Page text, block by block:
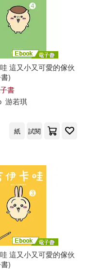
廣(1)
這又小又可愛的傢伙
)
書
游若琪
紙 試閱
這又小又可愛的傢伙
)